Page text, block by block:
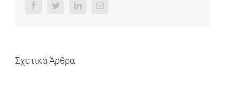
FacebookTwitterLinkedInEmail
Σχετικά Άρθρα